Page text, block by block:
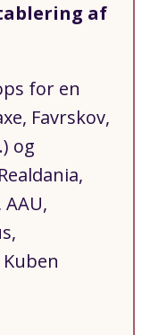
af
for en
Favrskov,
og